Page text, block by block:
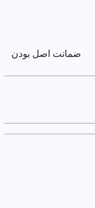
ضمانت اصل بودن